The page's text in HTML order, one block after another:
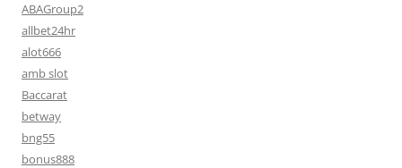
ABAGroup2
allbet24hr
alot666
amb slot
Baccarat
betway
bng55
bonus888